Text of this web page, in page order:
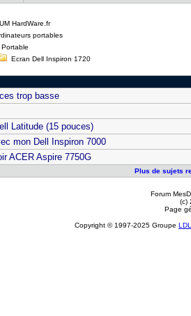
HardWare.fr
portables
Portable
Ecran Dell Inspiron 1720
trop basse
Latitude (15 pouces)
mon Dell Inspiron 7000
ACER Aspire 7750G
Plus de sujets
Forum
(c)
Page
Copyright © 1997-2025 Groupe